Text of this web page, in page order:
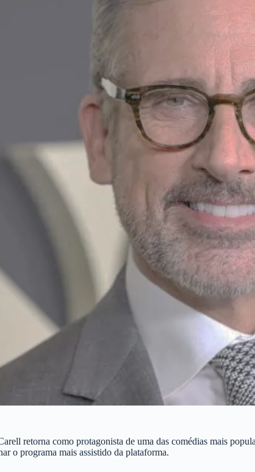
retorna como protagonista de uma das comédias mais
o programa mais assistido da plataforma.